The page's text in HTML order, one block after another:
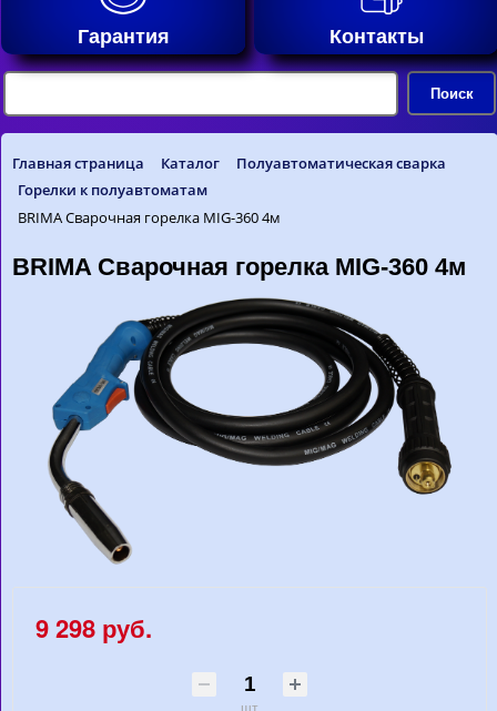
Гарантия Контакты
Главная страница Каталог
Полуавтоматическая сварка
Горелки к полуавтоматам
BRIMA Сварочная горелка MIG-360 4м
BRIMA Сварочная горелка MIG-360 4м
9 298 руб.
шт